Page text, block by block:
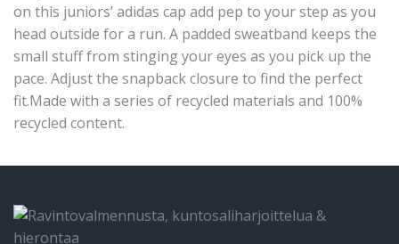
on this juniors’ adidas cap add pep to your step as you
head outside for a run. A padded sweatband keeps the
small stuff from stinging your eyes as you pick up the
pace. Adjust the snapback closure to find the perfect
fit.Made with a series of recycled materials and 100%
recycled content.